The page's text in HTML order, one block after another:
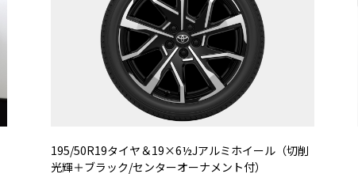
195/50R19タイヤ＆19×6½Jアルミホイール（切削
光輝＋ブラック/センターオーナメント付）